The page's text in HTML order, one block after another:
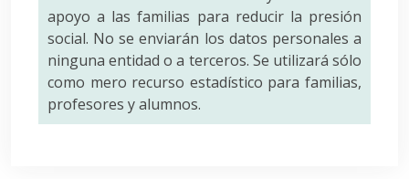
apoyo a las familias para reducir la presión
social. No se enviarán los datos personales a
ninguna entidad o a terceros. Se utilizará sólo
como mero recurso estadístico para familias,
profesores y alumnos.